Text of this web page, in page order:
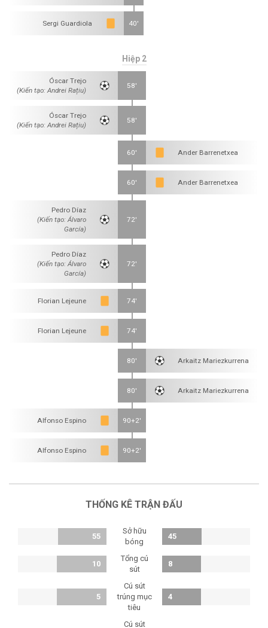
Sergi Guardiola 40'
Hiệp 2
Óscar Trejo
(Kiến tạo: Andrei Rațiu)
58'
Óscar Trejo
(Kiến tạo: Andrei Rațiu)
58'
60' Ander Barrenetxea
60' Ander Barrenetxea
Pedro Díaz
(Kiến tạo: Álvaro
García)
72'
Pedro Díaz
(Kiến tạo: Álvaro
García)
72'
Florian Lejeune 74'
Florian Lejeune 74'
80' Arkaitz Mariezkurrena
80' Arkaitz Mariezkurrena
Alfonso Espino 90+2'
Alfonso Espino 90+2'
THỐNG KÊ TRẬN ĐẤU
55
Sở hữu
bóng
45
10
Tổng cú
sút
8
5
Cú sút
trúng mục
tiêu
4
Cú sút